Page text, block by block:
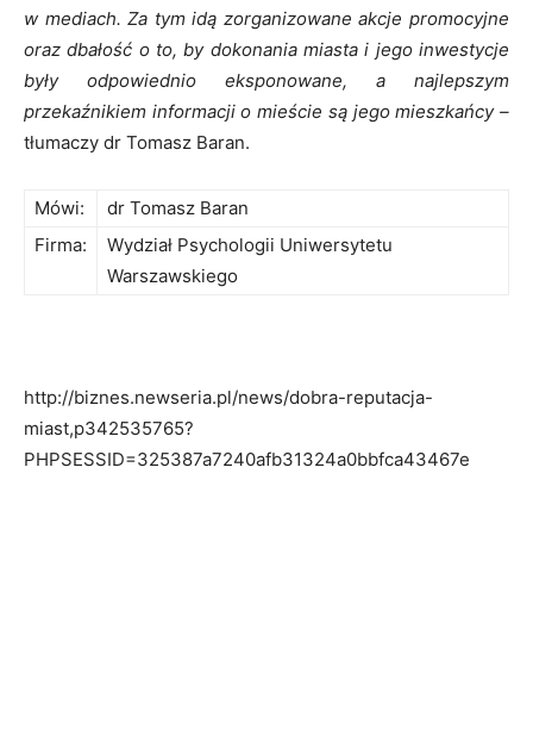
w mediach. Za tym idą zorganizowane akcje promocyjne
oraz dbałość o to, by dokonania miasta i jego inwestycje
były odpowiednio eksponowane, a najlepszym
przekaźnikiem informacji o mieście są jego mieszkańcy –
tłumaczy dr Tomasz Baran.
Mówi:
dr Tomasz Baran
Firma:
Wydział Psychologii Uniwersytetu
Warszawskiego
http://biznes.newseria.pl/news/dobra-reputacja-
miast,p342535765?
PHPSESSID=325387a7240afb31324a0bbfca43467e